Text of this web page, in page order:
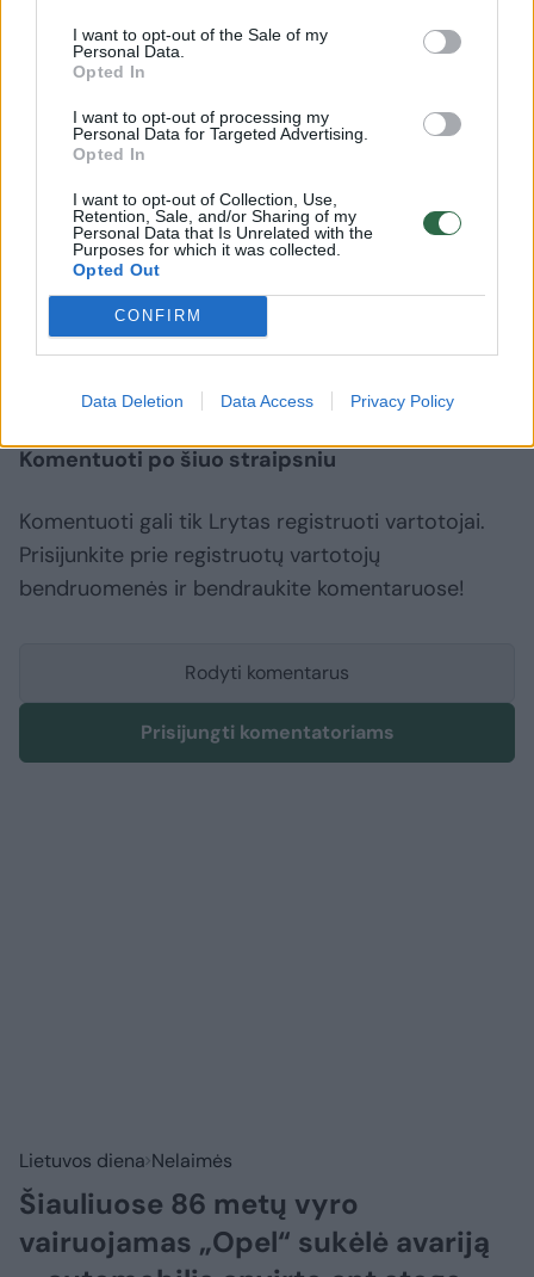
I want to opt-out of the Sale of my
Personal Data.
Opted In
I want to opt-out of processing my
Personal Data for Targeted Advertising.
Opted In
I want to opt-out of Collection, Use,
Retention, Sale, and/or Sharing of my
Personal Data that Is Unrelated with the
Purposes for which it was collected.
Opted Out
CONFIRM
Data Deletion Data Access Privacy Policy
Pareigūnai kol kas nelinkę manyti, kad gaisras
buvo sukeltas tyčia. Ikiteisminis tyrimas dėl
to sekmadienį dar nebuvo pradėtas.
Vilkaviškio rajonas
Rodyti daugiau žymių
Komentuoti po šiuo straipsniu
Komentuoti gali tik Lrytas registruoti vartotojai.
Prisijunkite prie registruotų vartotojų
bendruomenės ir bendraukite komentaruose!
Rodyti komentarus
Prisijungti komentatoriams
Lietuvos diena Nelaimės
Šiauliuose 86 metų vyro
vairuojamas „Opel“ sukėlė avariją